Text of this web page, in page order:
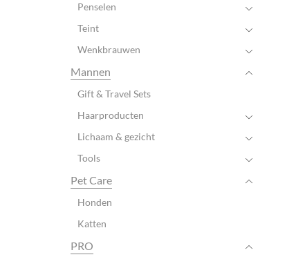
Penselen
Teint
Wenkbrauwen
Mannen
Gift & Travel Sets
Haarproducten
Lichaam & gezicht
Tools
Pet Care
Honden
Katten
PRO